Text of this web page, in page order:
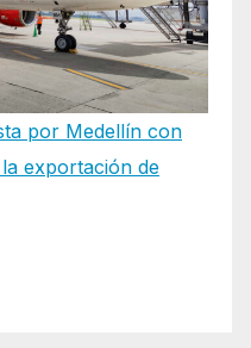
por Medellín con
exportación de